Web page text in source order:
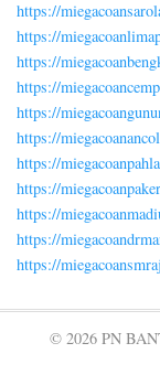
https://
https://
https://
https://
https://
https://
https://
https://
https://
https://
https://
© 2026 PN